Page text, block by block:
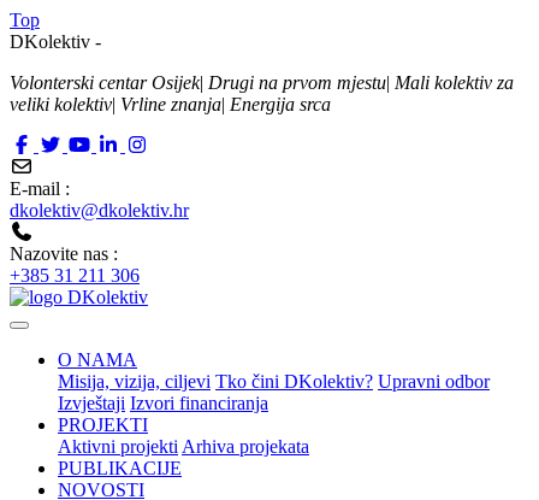
Top
DKolektiv -
Volonterski centar Osijek| Drugi na prvom mjestu| Mali kolektiv za
veliki kolektiv| Vrline znanja| Energija srca
E-mail :
dkolektiv@dkolektiv.hr
Nazovite nas :
+385 31 211 306
O NAMA
Misija, vizija, ciljevi Tko čini DKolektiv? Upravni odbor
Izvještaji Izvori financiranja
PROJEKTI
Aktivni projekti Arhiva projekata
PUBLIKACIJE
NOVOSTI